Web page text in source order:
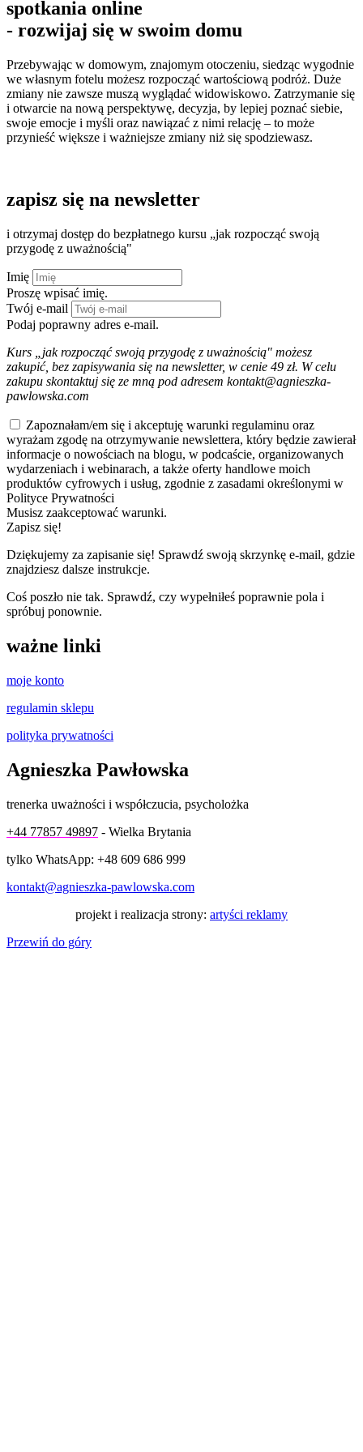
spotkania online
- rozwijaj się w swoim domu
Przebywając w domowym, znajomym otoczeniu, siedząc wygodnie
we własnym fotelu możesz rozpocząć wartościową podróż. Duże
zmiany nie zawsze muszą wyglądać widowiskowo. Zatrzymanie się
i otwarcie na nową perspektywę, decyzja, by lepiej poznać siebie,
swoje emocje i myśli oraz nawiązać z nimi relację – to może
przynieść większe i ważniejsze zmiany niż się spodziewasz.
zapisz się na newsletter
i otrzymaj dostęp do bezpłatnego kursu „jak rozpocząć swoją
przygodę z uważnością"
Imię
Proszę wpisać imię.
Twój e-mail
Podaj poprawny adres e-mail.
Kurs „jak rozpocząć swoją przygodę z uważnością" możesz
zakupić, bez zapisywania się na newsletter, w cenie 49 zł. W celu
zakupu skontaktuj się ze mną pod adresem kontakt@agnieszka-
pawlowska.com
Zapoznałam/em się i akceptuję warunki regulaminu oraz
wyrażam zgodę na otrzymywanie newslettera, który będzie zawierał
informacje o nowościach na blogu, w podcaście, organizowanych
wydarzeniach i webinarach, a także oferty handlowe moich
produktów cyfrowych i usług, zgodnie z zasadami określonymi w
Polityce Prywatności
Musisz zaakceptować warunki.
Zapisz się!
Dziękujemy za zapisanie się! Sprawdź swoją skrzynkę e-mail, gdzie
znajdziesz dalsze instrukcje.
Coś poszło nie tak. Sprawdź, czy wypełniłeś poprawnie pola i
spróbuj ponownie.
ważne linki
moje konto
regulamin sklepu
polityka prywatności
Agnieszka Pawłowska
trenerka uważności i współczucia, psycholożka
+44 77857 49897 - Wielka Brytania
tylko WhatsApp: +48 609 686 999
kontakt@agnieszka-pawlowska.com
projekt i realizacja strony: artyści reklamy
Przewiń do góry